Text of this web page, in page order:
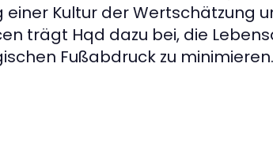
Kultur der Wertschätzung
trägt Hqd dazu bei, die
Fußabdruck zu minimieren.